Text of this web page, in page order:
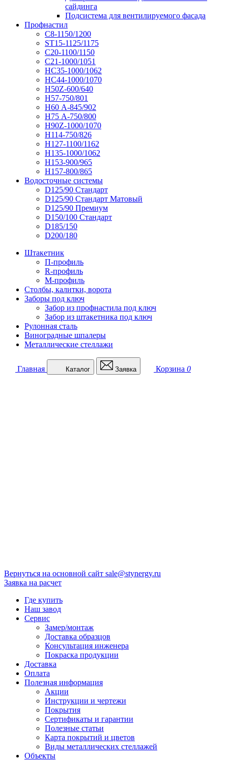
сайдинга
Подсистема для вентилируемого фасада
Профнастил
С8-1150/1200
ST15-1125/1175
С20-1100/1150
С21-1000/1051
НС35-1000/1062
НС44-1000/1070
Н50Z-600/640
Н57-750/801
Н60 А-845/902
Н75 А-750/800
Н90Z-1000/1070
Н114-750/826
Н127-1100/1162
Н135-1000/1062
Н153-900/965
Н157-800/865
Водосточные системы
D125/90 Стандарт
D125/90 Стандарт Матовый
D125/90 Премиум
D150/100 Стандарт
D185/150
D200/180
Штакетник
П-профиль
R-профиль
М-профиль
Столбы, калитки, ворота
Заборы под ключ
Забор из профнастила под ключ
Забор из штакетника под ключ
Рулонная сталь
Виноградные шпалеры
Металлические стеллажи
Главная Каталог Заявка Корзина 0
Вернуться на основной сайт sale@stynergy.ru
Заявка на расчет
Где купить
Наш завод
Сервис
Замер/монтаж
Доставка образцов
Консультация инженера
Покраска продукции
Доставка
Оплата
Полезная информация
Акции
Инструкции и чертежи
Покрытия
Сертификаты и гарантии
Полезные статьи
Карта покрытий и цветов
Виды металлических стеллажей
Объекты